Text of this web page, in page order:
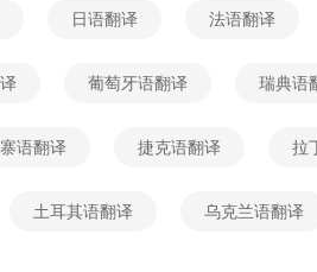
日语翻译 法语翻译
葡萄牙语翻译 瑞典语
语翻译 捷克语翻译 拉
土耳其语翻译 乌克兰语翻译